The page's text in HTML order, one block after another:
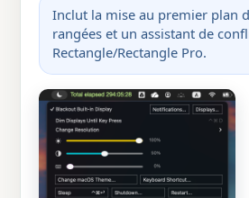
Inclut la mise au premier plan
rangées et un assistant de
Rectangle/Rectangle Pro.